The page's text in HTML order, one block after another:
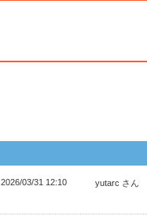
2026/03/31 12:10 yutarc さん